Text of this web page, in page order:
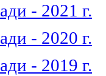
- 2021 г.
- 2020 г.
- 2019 г.